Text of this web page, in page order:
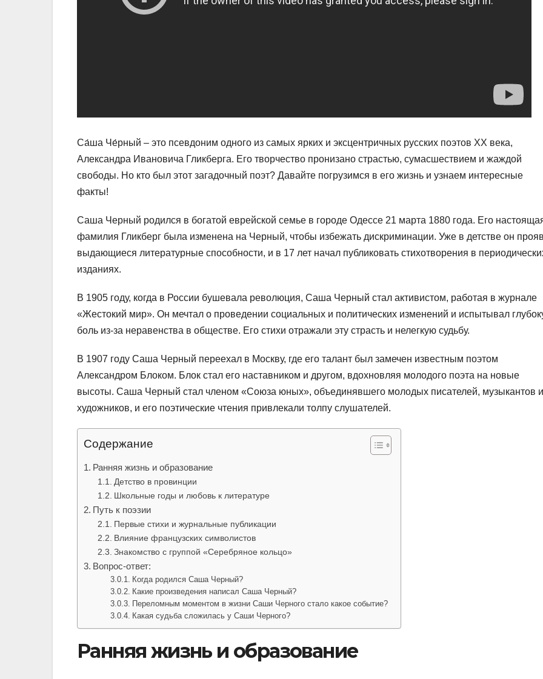
Са́ша Че́рный – это псевдоним одного из самых ярких и эксцентричных русских поэтов XX века,
Александра Ивановича Гликберга. Его творчество пронизано страстью, сумасшествием и жаждой
свободы. Но кто был этот загадочный поэт? Давайте погрузимся в его жизнь и узнаем интересные
факты!
Саша Черный родился в богатой еврейской семье в городе Одессе 21 марта 1880 года. Его
фамилия Гликберг была изменена на Черный, чтобы избежать дискриминации. Уже в детстве он
выдающиеся литературные способности, и в 17 лет начал публиковать стихотворения в
изданиях.
В 1905 году, когда в России бушевала революция, Саша Черный стал активистом, работая в журнале
«Жестокий мир». Он мечтал о проведении социальных и политических изменений и испытывал
боль из-за неравенства в обществе. Его стихи отражали эту страсть и нелегкую судьбу.
В 1907 году Саша Черный переехал в Москву, где его талант был замечен известным поэтом
Александром Блоком. Блок стал его наставником и другом, вдохновляя молодого поэта на новые
высоты. Саша Черный стал членом «Союза юных», объединявшего молодых писателей, музыкантов и
художников, и его поэтические чтения привлекали толпу слушателей.
Содержание
Ранняя жизнь и образование
Детство в провинции
Школьные годы и любовь к литературе
Путь к поэзии
Первые стихи и журнальные публикации
Влияние французских символистов
Знакомство с группой «Серебряное кольцо»
Вопрос-ответ:
Когда родился Саша Черный?
Какие произведения написал Саша Черный?
Переломным моментом в жизни Саши Черного стало какое событие?
Какая судьба сложилась у Саши Черного?
Ранняя жизнь и образование